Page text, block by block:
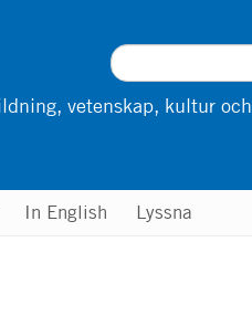
vetenskap, kultur
In English Lyssna